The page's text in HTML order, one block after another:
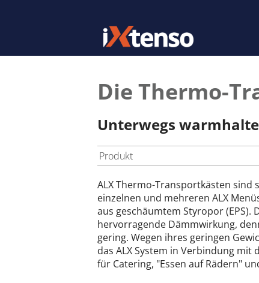
Die Thermo-
Unterwegs
Produkt
ALX Thermo-Transportkästen
einzelnen und mehreren ALX
aus geschäumtem Styropor
hervorragende Dämmwirkung,
gering. Wegen ihres geringen
das ALX System in Verbindung
für Catering, "Essen auf Rädern"